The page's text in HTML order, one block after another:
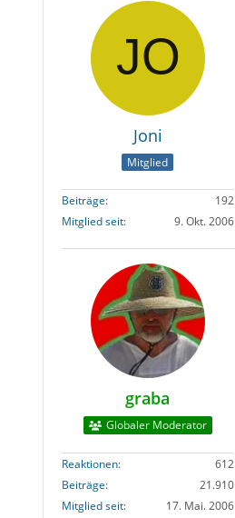
Joni
Mitglied
Beiträge
192
Mitglied seit
9. Okt. 2006
graba
Globaler Moderator
Reaktionen
612
Beiträge
21.910
Mitglied seit
17. Mai. 2006